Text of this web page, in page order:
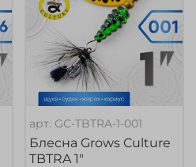
арт. GC-TBTRA-1-001
Блесна Grows Culture
TBTRA 1"